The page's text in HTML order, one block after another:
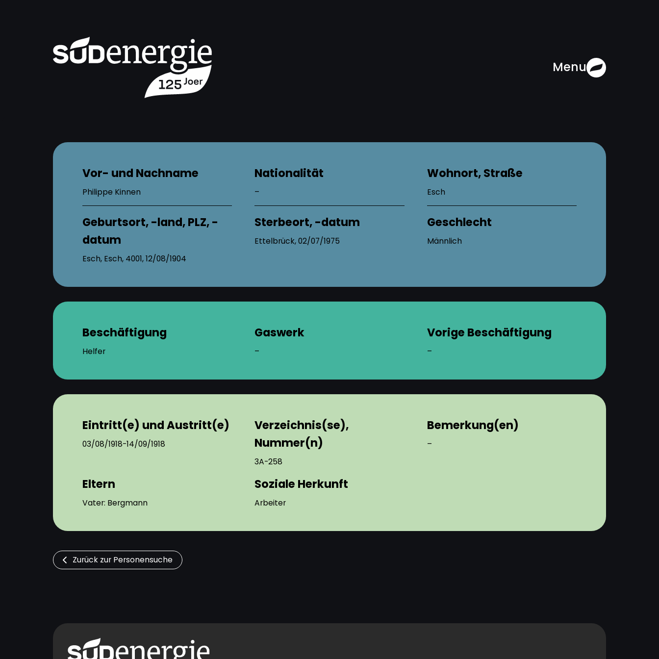
Menu
Vor- und Nachname
Philippe Kinnen
Geburtsort, -land, PLZ, -
datum
Esch, Esch, 4001, 12/08/1904
Nationalität
–
Sterbeort, -datum
Ettelbrück, 02/07/1975
Wohnort, Straße
Esch
Geschlecht
Männlich
Beschäftigung
Helfer
Gaswerk
–
Vorige Beschäftigung
–
Eintritt(e) und Austritt(e)
03/08/1918-14/09/1918
Verzeichnis(se),
Nummer(n)
3A-258
Bemerkung(en)
–
Eltern
Vater: Bergmann
Soziale Herkunft
Arbeiter
Zurück zur Personensuche